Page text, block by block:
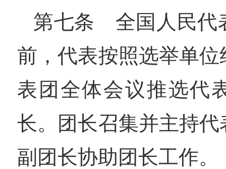
第七条 全国人民代
前，代表按照选举单
表团全体会议推选代
长。团长召集并主持
副团长协助团长工作。